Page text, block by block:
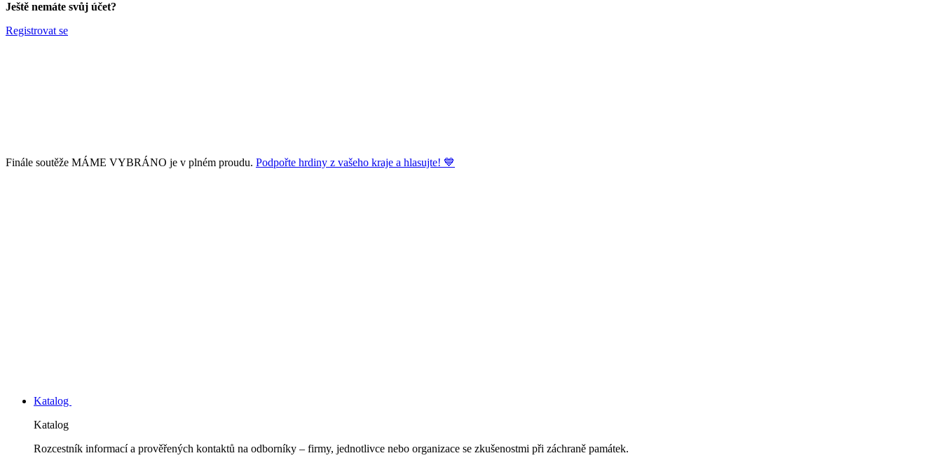
Ještě nemáte svůj účet?
Registrovat se
Finále soutěže MÁME VYBRÁNO je v plném proudu. Podpořte hrdiny z vašeho kraje a hlasujte! 💙
Katalog
Katalog
Rozcestník informací a prověřených kontaktů na odborníky – firmy, jednotlivce nebo organizace se zkušenostmi při záchraně památek.